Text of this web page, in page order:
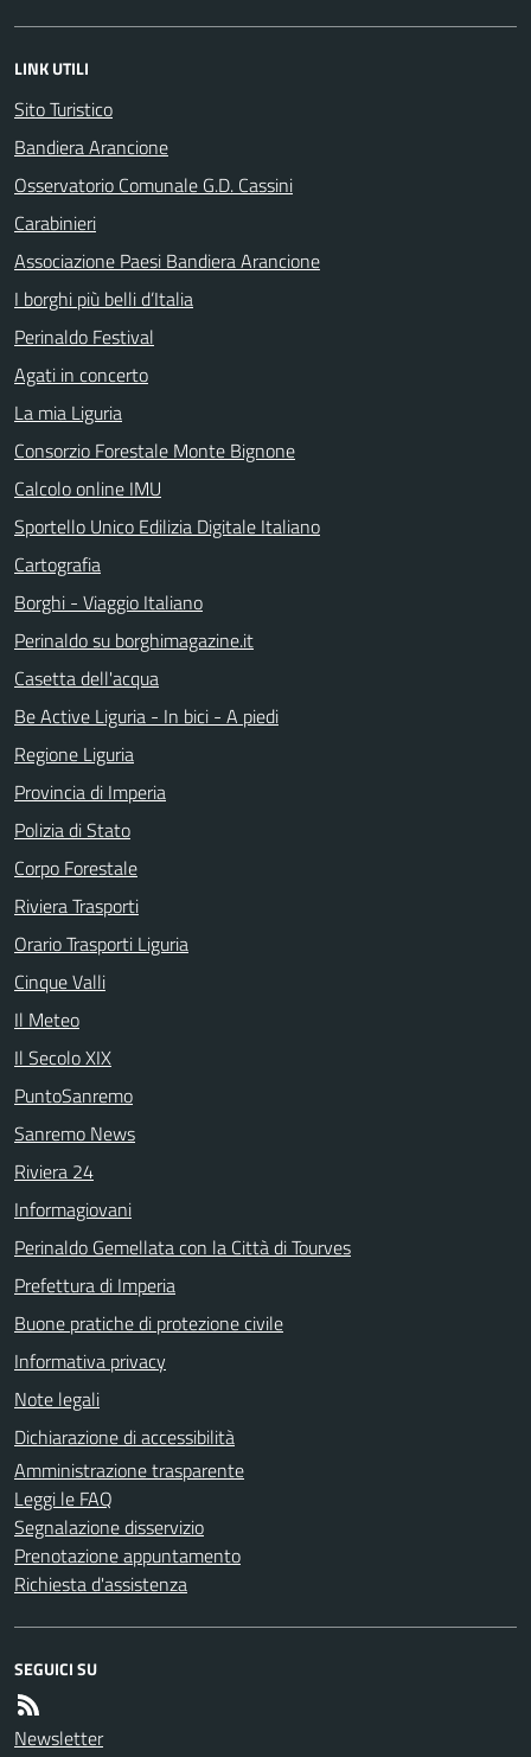
LINK UTILI
Sito Turistico
Bandiera Arancione
Osservatorio Comunale G.D. Cassini
Carabinieri
Associazione Paesi Bandiera Arancione
I borghi più belli d’Italia
Perinaldo Festival
Agati in concerto
La mia Liguria
Consorzio Forestale Monte Bignone
Calcolo online IMU
Sportello Unico Edilizia Digitale Italiano
Cartografia
Borghi - Viaggio Italiano
Perinaldo su borghimagazine.it
Casetta dell'acqua
Be Active Liguria - In bici - A piedi
Regione Liguria
Provincia di Imperia
Polizia di Stato
Corpo Forestale
Riviera Trasporti
Orario Trasporti Liguria
Cinque Valli
Il Meteo
Il Secolo XIX
PuntoSanremo
Sanremo News
Riviera 24
Informagiovani
Perinaldo Gemellata con la Città di Tourves
Prefettura di Imperia
Buone pratiche di protezione civile
Informativa privacy
Note legali
Dichiarazione di accessibilità
Amministrazione trasparente
Leggi le FAQ
Segnalazione disservizio
Prenotazione appuntamento
Richiesta d'assistenza
SEGUICI SU
Newsletter